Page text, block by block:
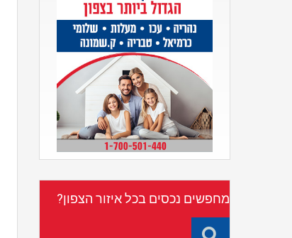
מחפשים נכסים בכל איזור הצפון?